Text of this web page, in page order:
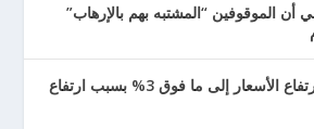
أن الموقوفين “المشتبه بهم بالإرهاب”
عاد معدل التضخم وارتفاع الأسعار إلى ما فوق 3% بسبب ارتفاع